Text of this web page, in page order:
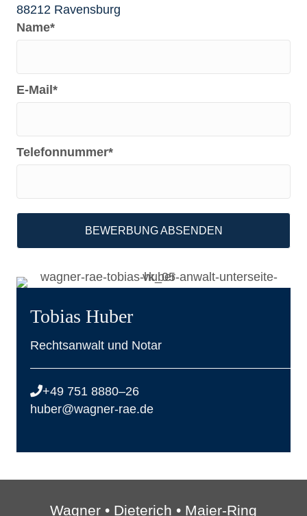
88212 Ravensburg
Name
E‑Mail
Tele­fon­num­mer
BEWER­BUNG ABSENDEN
Tobi­as Huber
Rechts­an­walt und Notar
+49 751 8880–26
huber@wagner-rae.de
Wag­ner • Die­te­rich • Maier-Ring